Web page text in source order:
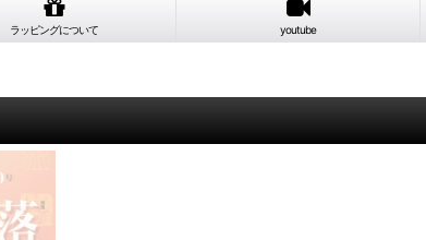
ラッピングについて youtube